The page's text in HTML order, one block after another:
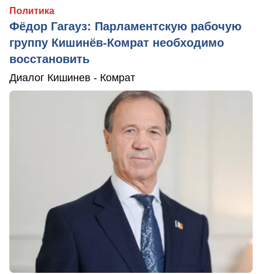
Политика
Фёдор Гагауз: Парламентскую рабочую
группу Кишинёв-Комрат необходимо
восстановить
Диалог Кишинев - Комрат